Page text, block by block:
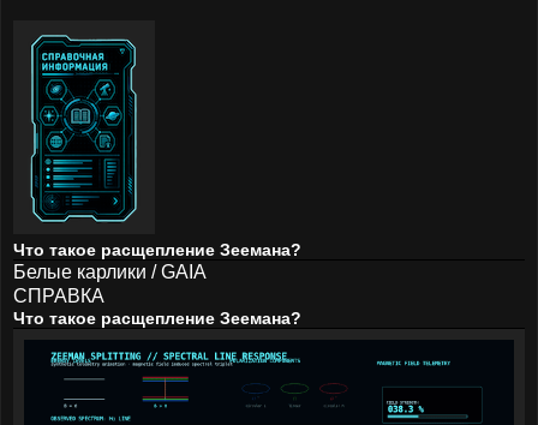
Что такое расщепление Зеемана?
Белые карлики / GAIA
СПРАВКА
Что такое расщепление Зеемана?